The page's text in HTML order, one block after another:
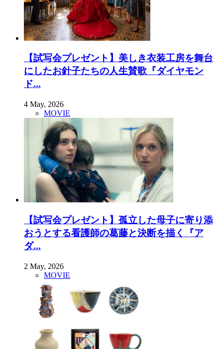
【試写会プレゼント】美しき衣装工房を舞台
にしたお針子たちの人生賛歌『ダイヤモン
ド...
4 May, 2026
MOVIE
【試写会プレゼント】孤立した母子に寄り添
おうとする看護師の葛藤と決断を描く『ア
ダ...
2 May, 2026
MOVIE